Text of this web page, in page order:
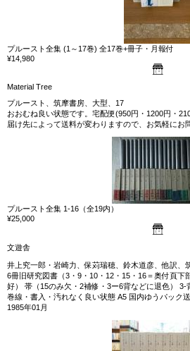
プルースト全集 (1～17巻) 全17巻+冊子・月報付
¥14,980
Material Tree
プルースト、筑摩書房、大型、17
おおむね良い状態です。宅配便(950円・1200円・
届け先によって送料が変わりますので、お気軽にお
プルースト全集 1‐16（全19内）
¥25,000
文遊舎
井上究一郎・岩崎力、保苅瑞穂、鈴木道彦、他訳、
6冊旧研究図書（3・9・10・12・15・16＝奥付頁下
好） 帯（15のみ欠・2補修・3ー6背などに退色）
巻線・書入・汚れなく良い状態 A5 国内ゆうパック
1985年01月